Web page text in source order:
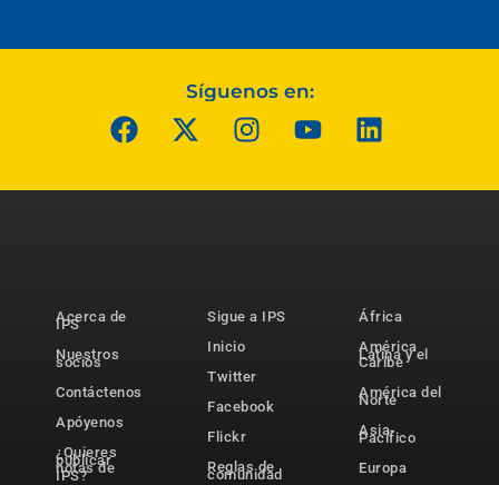
Síguenos en:
Acerca de
IPS
Nuestros
socios
Contáctenos
Apóyenos
¿Quieres
publicar
notas de
IPS?
Sigue a IPS
Inicio
Twitter
Facebook
Flickr
Reglas de
comunidad
África
América
Latina y el
Caribe
América del
Norte
Asia-
Pacífico
Europa